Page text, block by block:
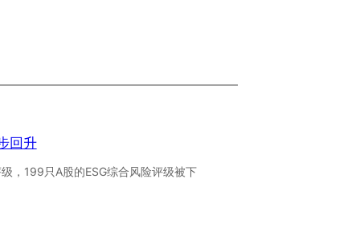
回升
，199只A股的ESG综合风险评级被下